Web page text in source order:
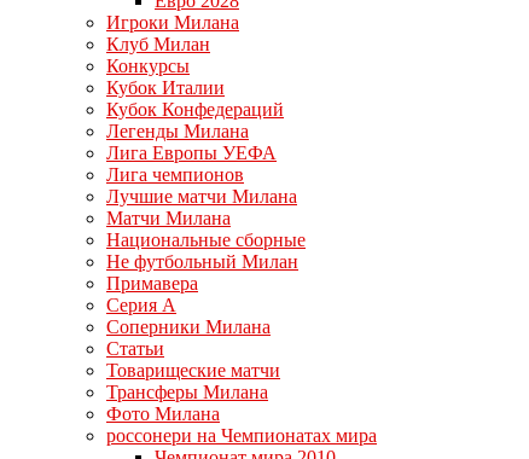
Игроки Милана
Клуб Милан
Конкурсы
Кубок Италии
Кубок Конфедераций
Легенды Милана
Лига Европы УЕФА
Лига чемпионов
Лучшие матчи Милана
Матчи Милана
Национальные сборные
Не футбольный Милан
Примавера
Серия А
Соперники Милана
Статьи
Товарищеские матчи
Трансферы Милана
Фото Милана
россонери на Чемпионатах мира